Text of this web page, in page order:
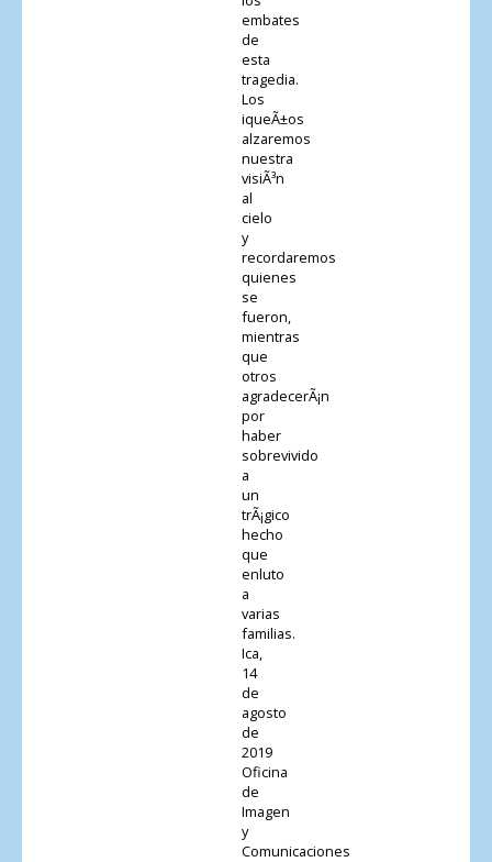
embates
de
esta
tragedia.
Los
iqueÃ±os
alzaremos
nuestra
visiÃ³n
al
cielo
y
recordaremos
quienes
se
fueron,
mientras
que
otros
agradecerÃ¡n
por
haber
sobrevivido
a
un
trÃ¡gico
hecho
que
enluto
a
varias
familias.
Ica,
14
de
agosto
de
2019
Oficina
de
Imagen
y
Comunicaciones